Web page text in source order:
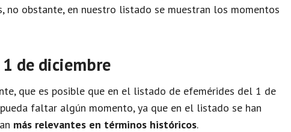
no obstante, en nuestro listado se muestran los momentos
de diciembre
que es posible que en el listado de efemérides del 1 de
faltar algún momento, ya que en el listado se han
más relevantes en términos históricos.